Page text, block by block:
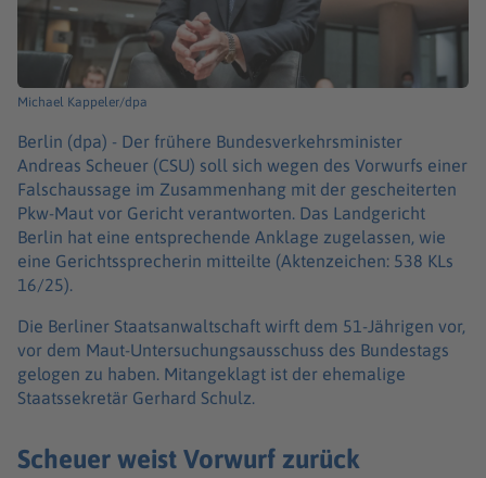
Michael Kappeler/dpa
Berlin (dpa) - Der frühere Bundesverkehrsminister
Andreas Scheuer (CSU) soll sich wegen des Vorwurfs einer
Falschaussage im Zusammenhang mit der gescheiterten
Pkw-Maut vor Gericht verantworten. Das Landgericht
Berlin hat eine entsprechende Anklage zugelassen, wie
eine Gerichtssprecherin mitteilte (Aktenzeichen: 538 KLs
16/25).
Die Berliner Staatsanwaltschaft wirft dem 51-Jährigen vor,
vor dem Maut-Untersuchungsausschuss des Bundestags
gelogen zu haben. Mitangeklagt ist der ehemalige
Staatssekretär Gerhard Schulz.
Scheuer weist Vorwurf zurück